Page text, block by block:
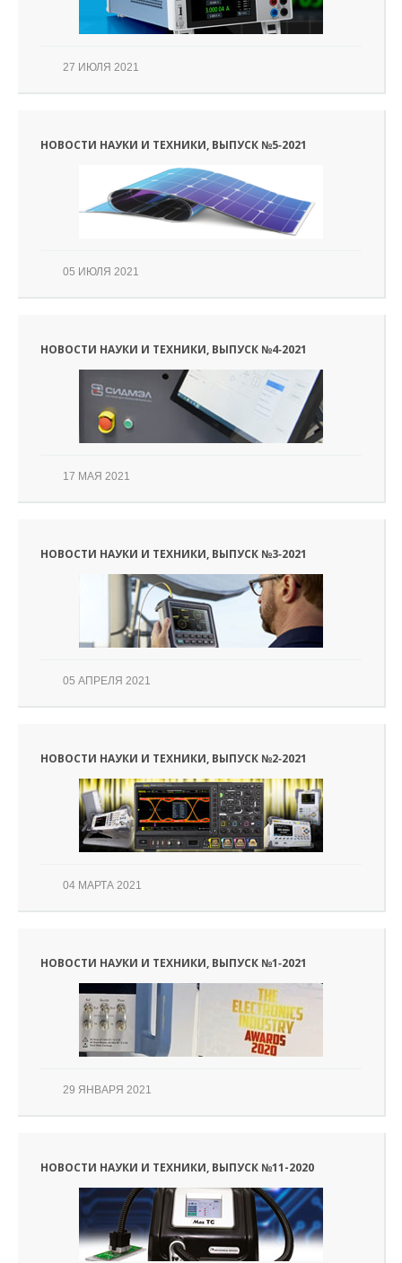
27 ИЮЛЯ 2021
НОВОСТИ НАУКИ И ТЕХНИКИ, ВЫПУСК №5‑2021
05 ИЮЛЯ 2021
НОВОСТИ НАУКИ И ТЕХНИКИ, ВЫПУСК №4‑2021
17 МАЯ 2021
НОВОСТИ НАУКИ И ТЕХНИКИ, ВЫПУСК №3‑2021
05 АПРЕЛЯ 2021
НОВОСТИ НАУКИ И ТЕХНИКИ, ВЫПУСК №2‑2021
04 МАРТА 2021
НОВОСТИ НАУКИ И ТЕХНИКИ, ВЫПУСК №1‑2021
29 ЯНВАРЯ 2021
НОВОСТИ НАУКИ И ТЕХНИКИ, ВЫПУСК №11-2020